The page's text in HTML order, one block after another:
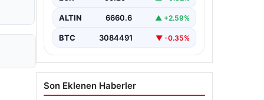
ALTIN 6660.6 ▲ +2.59%
BTC 3084491 ▼ -0.35%
Son Eklenen Haberler